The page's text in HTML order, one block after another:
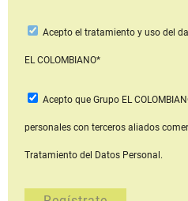
Acepto el tratamiento y uso del
EL COLOMBIANO*
Acepto que Grupo EL
personales con terceros aliados
Tratamiento del Datos Personal.